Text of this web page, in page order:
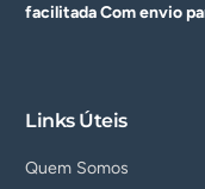
facilitada Com envio
Links Úteis
Quem Somos